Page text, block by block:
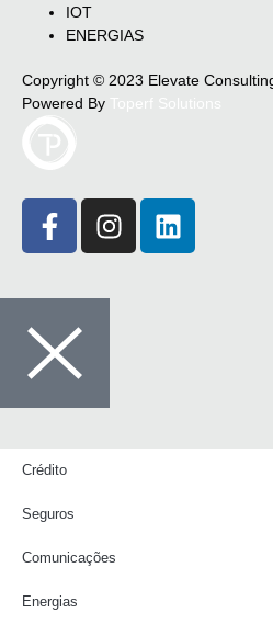
IOT
ENERGIAS
Copyright © 2023 Elevate
Powered By
Crédito
Seguros
Comunicações
Energias